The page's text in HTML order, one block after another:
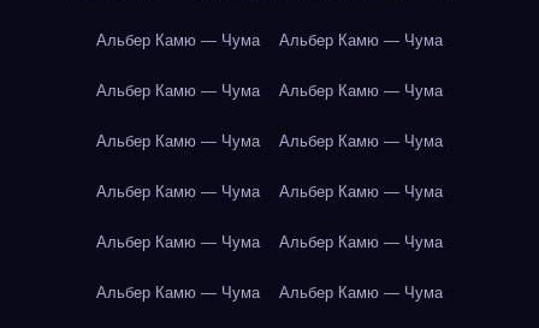
Альбер Камю — Чума Альбер Камю — Чума
Альбер Камю — Чума Альбер Камю — Чума
Альбер Камю — Чума Альбер Камю — Чума
Альбер Камю — Чума Альбер Камю — Чума
Альбер Камю — Чума Альбер Камю — Чума
Альбер Камю — Чума Альбер Камю — Чума